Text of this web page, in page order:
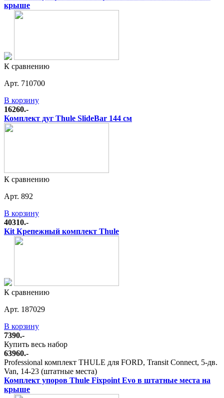
крыше
К сравнению
Арт. 710700
В корзину
16260.-
Комплект дуг Thule SlideBar 144 см
К сравнению
Арт. 892
В корзину
40310.-
Kit Крепежный комплект Thule
К сравнению
Арт. 187029
В корзину
7390.-
Купить весь набор
63960.-
Professional комплект THULE для FORD, Transit Connect, 5-дв.
Van, 14-23 (штатные места)
Комплект упоров Thule Fixpoint Evo в штатные места на
крыше